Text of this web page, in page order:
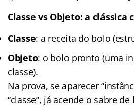
Classe vs Objeto: a clássica
Classe: a receita do bolo
Objeto: o bolo pronto (uma
classe).
Na prova, se aparecer
“classe”, já acende o sabre